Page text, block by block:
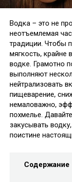
Водка – это не
неотъемлемая
традиции. Чтобы
мягкость, крайне
водке. Грамотно
выполняют
нейтрализовать
пищеварение,
немаловажно,
похмелье.
закусывать
поистине
Содержание